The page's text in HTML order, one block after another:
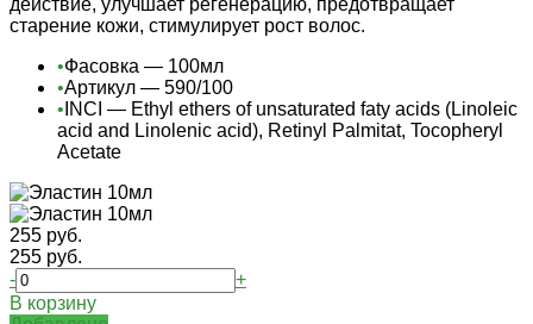
действие, улучшает регенерацию, предотвращает
старение кожи, стимулирует рост волос.
•Фасовка — 100мл
•Артикул — 590/100
• INCI — Ethyl ethers of unsaturated faty acids (Linoleic
acid and Linolenic acid), Retinyl Palmitat, Tocopheryl
Acetate
255 руб.
255 руб.
-
+
В корзину